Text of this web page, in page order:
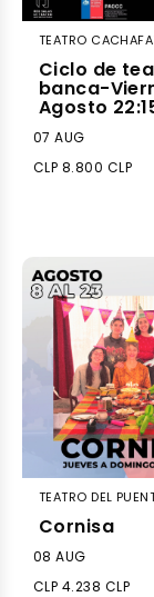
TEATRO
Ciclo de
banca-
Agosto
07 AUG
CLP 8.800 CLP
TEATRO DEL
Cornisa
08 AUG
CLP 4.238 CLP